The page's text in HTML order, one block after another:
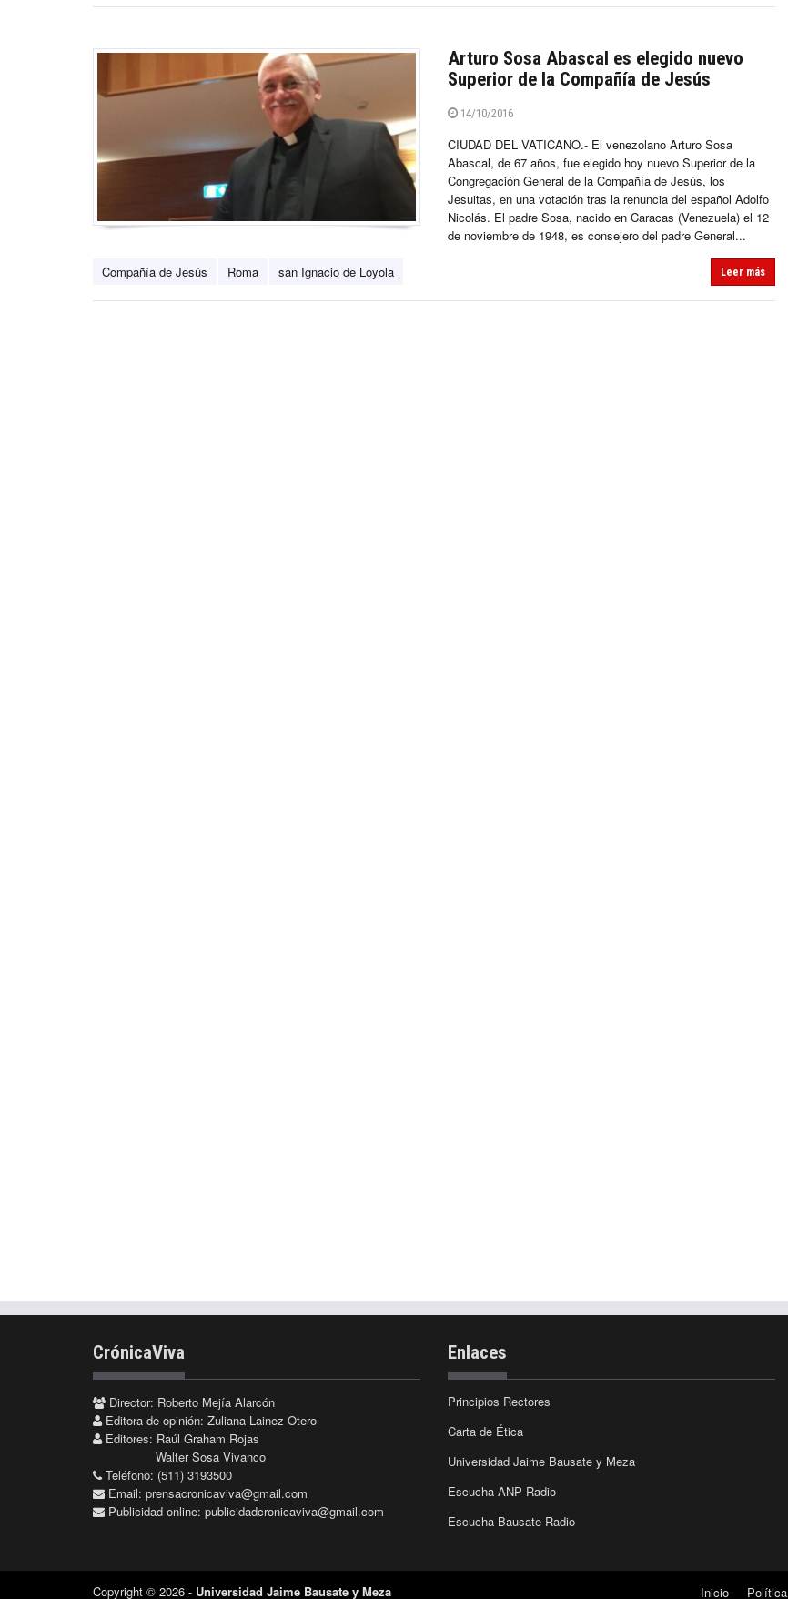
Arturo Sosa Abascal es elegido nuevo
Superior de la Compañía de Jesús
14/10/2016
CIUDAD DEL VATICANO.- El venezolano Arturo Sosa
Abascal, de 67 años, fue elegido hoy nuevo Superior de la
Congregación General de la Compañía de Jesús, los
Jesuitas, en una votación tras la renuncia del español Adolfo
Nicolás. El padre Sosa, nacido en Caracas (Venezuela) el 12
de noviembre de 1948, es consejero del padre General...
Compañía de Jesús Roma san Ignacio de Loyola Leer más
CrónicaViva
Director: Roberto Mejía Alarcón
Editora de opinión: Zuliana Lainez Otero
Editores: Raúl Graham Rojas
Walter Sosa Vivanco
Teléfono: (511) 3193500
Email: prensacronicaviva@gmail.com
Publicidad online: publicidadcronicaviva@gmail.com
Enlaces
Principios Rectores
Carta de Ética
Universidad Jaime Bausate y Meza
Escucha ANP Radio
Escucha Bausate Radio
Copyright © 2026 - Universidad Jaime Bausate y Meza Inicio Política